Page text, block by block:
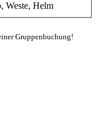
Weste, Helm
Gruppenbuchung!